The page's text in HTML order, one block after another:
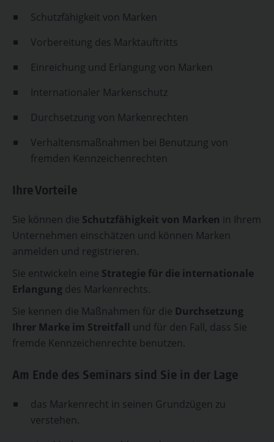
Schutzfähigkeit von Marken
Vorbereitung des Marktauftritts
Einreichung und Erlangung von Marken
Internationaler Markenschutz
Durchsetzung von Markenrechten
Verhaltensmaßnahmen bei Benutzung von
fremden Kennzeichenrechten
Ihre Vorteile
Sie können die Schutzfähigkeit von Marken in Ihrem
Unternehmen einschätzen und können Marken
anmelden und registrieren.
Sie entwickeln eine Strategie für die internationale
Erlangung des Markenrechts.
Sie kennen die Maßnahmen für die Durchsetzung
Ihrer Marke im Streitfall und für den Fall, dass Sie
fremde Kennzeichenrechte benutzen.
Am Ende des Seminars sind Sie in der Lage
das Markenrecht in seinen Grundzügen zu
verstehen.